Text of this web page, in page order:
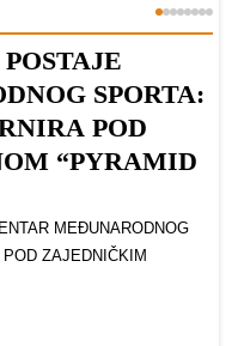
SPORTA:
POD
“PYRAMID